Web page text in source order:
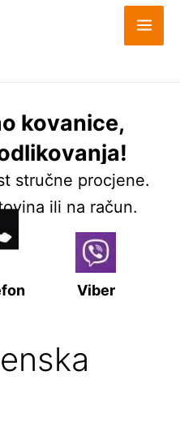
kovanice,
stručne procjene.
ili na račun.
Viber